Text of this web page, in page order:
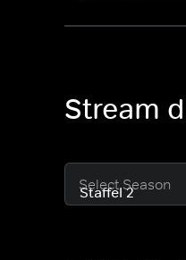
Stream
Select Season